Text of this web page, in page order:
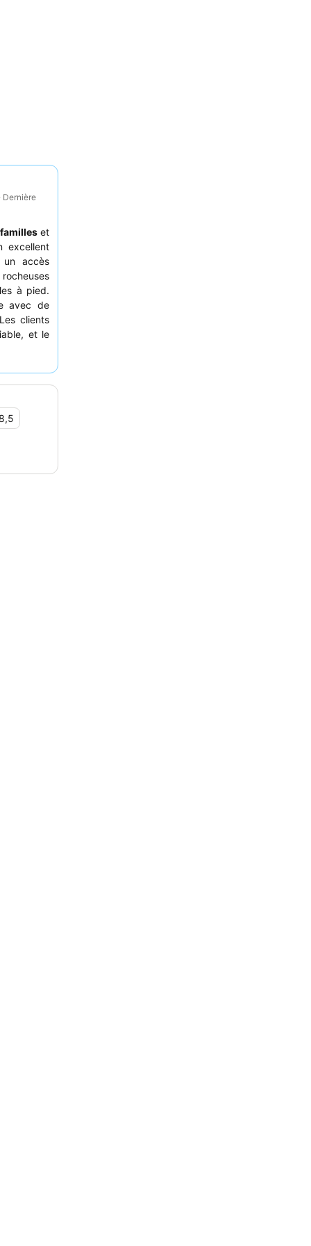
Dernière
familleset
excellent
un accès
à pied.
avec de
clients
et le
séjour
8,5